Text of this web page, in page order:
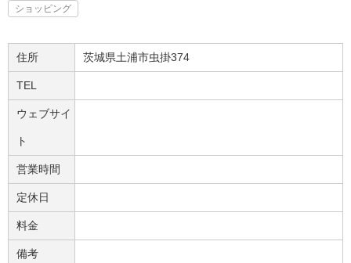
ショッピング
住所 茨城県土浦市虫掛374
TEL
ウェブサイ
ト
営業時間
定休日
料金
備考